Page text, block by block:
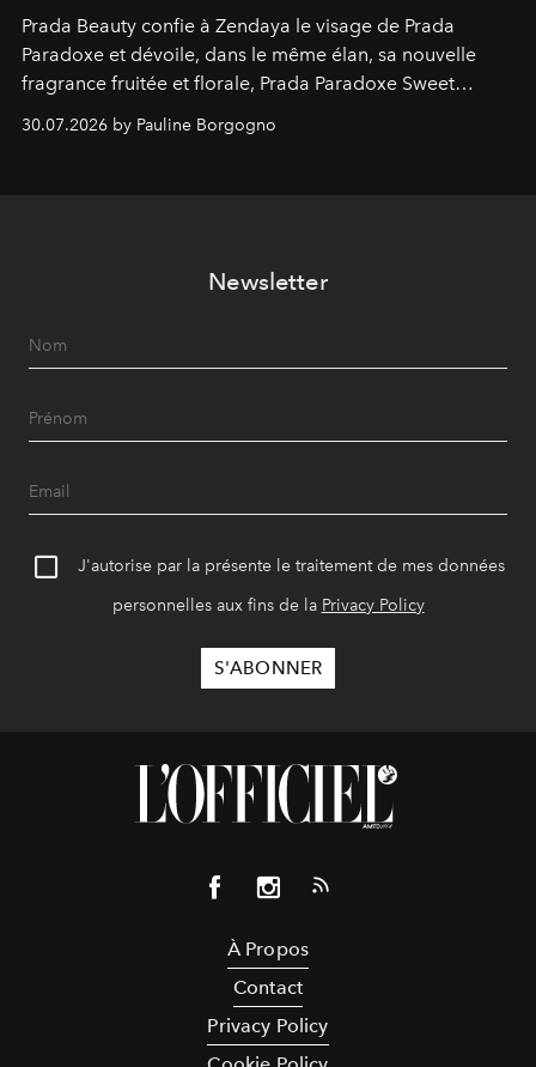
Prada Beauty confie à Zendaya le visage de Prada
Paradoxe et dévoile, dans le même élan, sa nouvelle
fragrance fruitée et florale, Prada Paradoxe Sweet
Chemistry Eau de Parfum.
30.07.2026 by Pauline Borgogno
Newsletter
J'autorise par la présente le traitement de mes données
personnelles aux fins de la Privacy Policy
À Propos
Contact
Privacy Policy